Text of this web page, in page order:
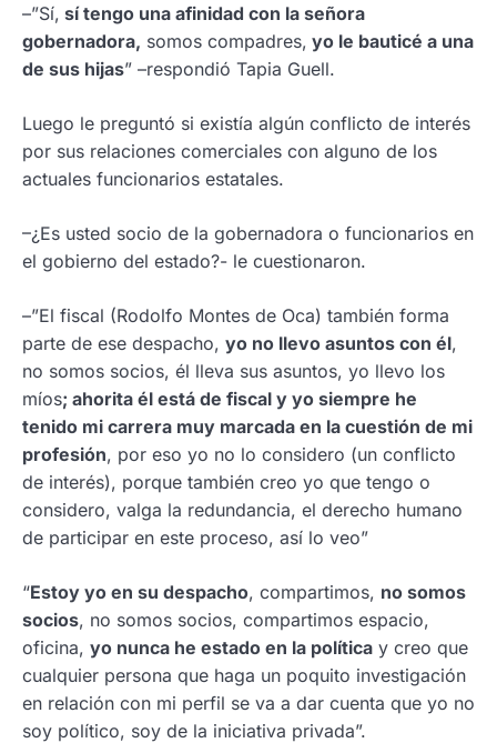
–”Sí, sí tengo una afinidad con la señora
gobernadora, somos compadres, yo le bauticé a una
de sus hijas” –respondió Tapia Guell.
Luego le preguntó si existía algún conflicto de interés
por sus relaciones comerciales con alguno de los
actuales funcionarios estatales.
–¿Es usted socio de la gobernadora o funcionarios en
el gobierno del estado?- le cuestionaron.
–”El fiscal (Rodolfo Montes de Oca) también forma
parte de ese despacho, yo no llevo asuntos con él,
no somos socios, él lleva sus asuntos, yo llevo los
míos; ahorita él está de fiscal y yo siempre he
tenido mi carrera muy marcada en la cuestión de mi
profesión, por eso yo no lo considero (un conflicto
de interés), porque también creo yo que tengo o
considero, valga la redundancia, el derecho humano
de participar en este proceso, así lo veo”
“Estoy yo en su despacho, compartimos, no somos
socios, no somos socios, compartimos espacio,
oficina, yo nunca he estado en la política y creo que
cualquier persona que haga un poquito investigación
en relación con mi perfil se va a dar cuenta que yo no
soy político, soy de la iniciativa privada”.